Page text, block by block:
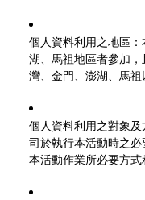
個人資料利用之地區
湖、馬祖地區者參加
灣、金門、澎湖、馬祖
個人資料利用之對象
司於執行本活動時之
本活動作業所必要方式